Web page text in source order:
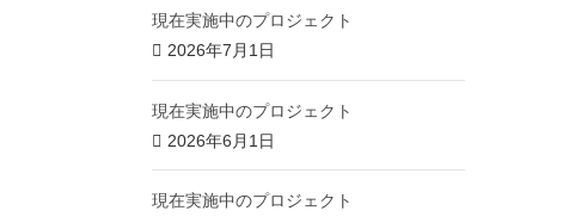
現在実施中のプロジェクト
2026年7月1日
現在実施中のプロジェクト
2026年6月1日
現在実施中のプロジェクト